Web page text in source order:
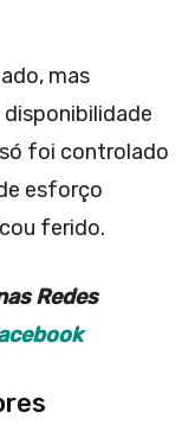
mas
foi controlado
esforço
ferido.
Redes